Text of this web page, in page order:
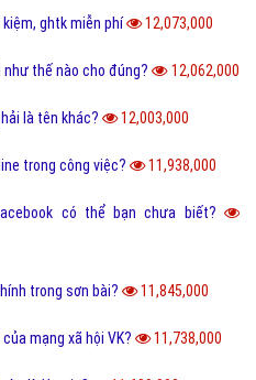
ghtk miễn phí 12,073,000
thế nào cho đúng? 12,062,000
là tên khác? 12,003,000
trong công việc? 11,938,000
có thể bạn chưa biết?
trong sơn bài? 11,845,000
mạng xã hội VK? 11,738,000